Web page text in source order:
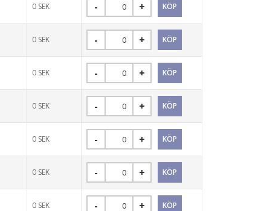
0 SEK
0 SEK
0 SEK
0 SEK
0 SEK
0 SEK
0 SEK